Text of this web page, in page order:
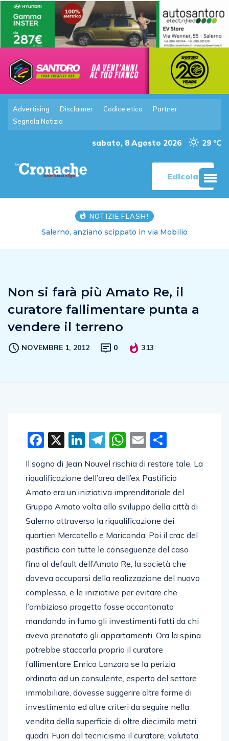
Advertising Disclaimer Codice etico
Partner
Segnala Notizia
sabato, 8 Agosto 2026 29 °C
Edicola
NOTIZIE FLASH!
Salerno, anziano scippato in via Mobilio
Non si farà più Amato Re, il
curatore fallimentare punta a
vendere il terreno
NOVEMBRE 1, 2012 0 313
Facebook
X LinkedIn
Telegram
WhatsApp
Email
Il sogno di Jean Nouvel rischia di restare tale. La
riqualificazione dell’area dell’ex Pastificio
Amato era un’iniziativa imprenditoriale del
Gruppo Amato volta allo sviluppo della città di
Salerno attraverso la riqualificazione dei
quartieri Mercatello e Mariconda. Poi il crac del
pastificio con tutte le conseguenze del caso
fino al default dell’Amato Re, la società che
doveva occuparsi della realizzazione del nuovo
complesso, e le iniziative per evitare che
l’ambizioso progetto fosse accantonato
mandando in fumo gli investimenti fatti da chi
aveva prenotato gli appartamenti. Ora la spina
potrebbe staccarla proprio il curatore
fallimentare Enrico Lanzara se la perizia
ordinata ad un consulente, esperto del settore
immobiliare, dovesse suggerire altre forme di
investimento ed altre criteri da seguire nella
vendita della superficie di oltre diecimila metri
quadri. Fuori dal tecnicismo il curatore, valutata